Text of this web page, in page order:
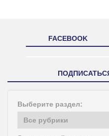
FACEBOOK
Выберите раздел: